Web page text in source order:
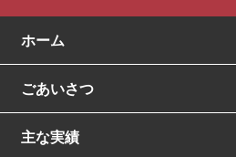
ホーム
ごあいさつ
主な実績